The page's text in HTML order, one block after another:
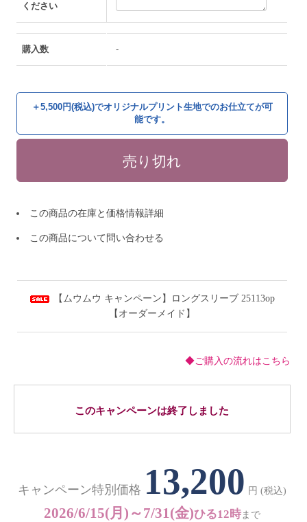
ください
購入数 -
＋5,500円(税込)でオリジナルプリント生地でのお仕立てが可
能です。
この商品の在庫と価格情報詳細
この商品について問い合わせる
【ムウムウ キャンペーン】ロングスリーブ 25113op
【オーダーメイド】
◆ご購入の流れはこちら
このキャンペーンは終了しました
キャンペーン特別価格 13,200 円 (税込)
2026/6/15(月)～7/31(金)ひる12時まで